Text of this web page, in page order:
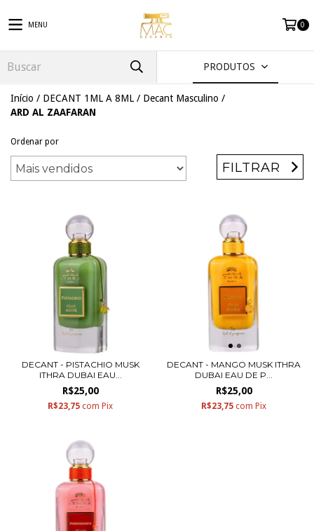
MENU 0
PRODUTOS
Início / DECANT 1ML A 8ML / Decant Masculino /
ARD AL ZAAFARAN
Ordenar por
FILTRAR
DECANT - PISTACHIO MUSK
ITHRA DUBAI EAU...
R$25,00
R$23,75 com Pix
DECANT - MANGO MUSK ITHRA
DUBAI EAU DE P...
R$25,00
R$23,75 com Pix